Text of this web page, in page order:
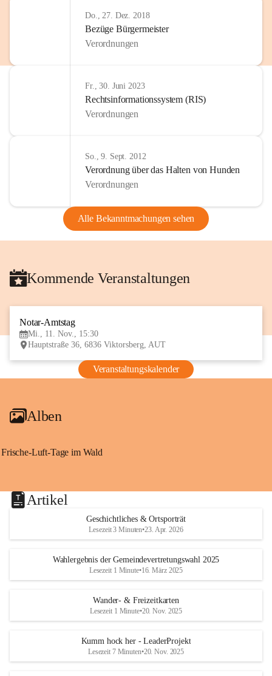
Do., 27. Dez. 2018
Bezüge Bürgermeister
Verordnungen
Fr., 30. Juni 2023
Rechtsinformationssystem (RIS)
Verordnungen
So., 9. Sept. 2012
Verordnung über das Halten von Hunden
Verordnungen
Alle Bekanntmachungen sehen
Kommende Veranstaltungen
Notar-Amtstag
Mi., 11. Nov., 15:30
Hauptstraße 36, 6836 Viktorsberg, AUT
Veranstaltungskalender
Alben
Frische-Luft-Tage im Wald
Artikel
Geschichtliches & Ortsporträt
Lesezeit 3 Minuten•23. Apr. 2026
Wahlergebnis der Gemeindevertretungswahl 2025
Lesezeit 1 Minute•16. März 2025
Wander- & Freizeitkarten
Lesezeit 1 Minute•20. Nov. 2025
Kumm hock her - LeaderProjekt
Lesezeit 7 Minuten•20. Nov. 2025